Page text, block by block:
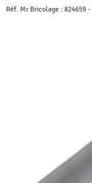
Réf. Mr Bricolage : 824659 -